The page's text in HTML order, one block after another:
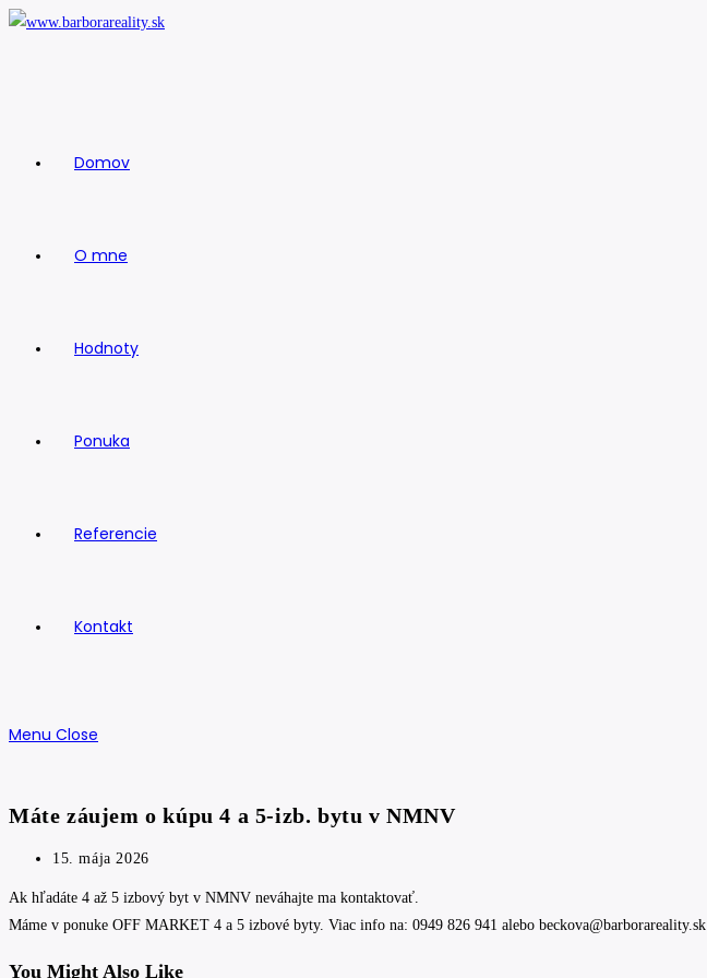
Skip
Domov
O mne
Hodnoty
Ponuka
Referencie
Kontakt
Menu Close
Máte záujem o kúpu 4 a 5-izb. bytu v NMNV
Post
15. mája 2026
Ak hľadáte 4 až 5 izbový byt v NMNV neváhajte ma kontaktovať.
Máme v ponuke OFF MARKET 4 a 5 izbové byty. Viac info na: 0949 826 941 alebo beckova@barborareality.sk
You Might Also Like